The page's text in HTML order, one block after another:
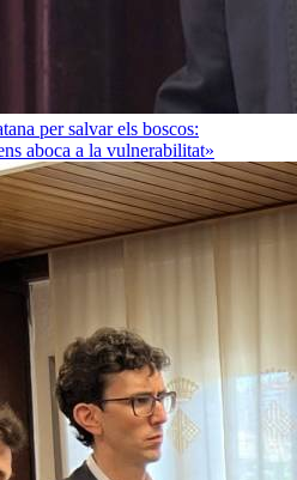
per salvar els boscos:
aboca a la vulnerabilitat»